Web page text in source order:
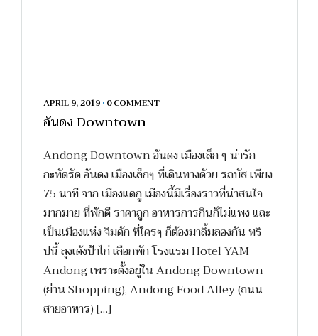
APRIL 9, 2019 • 0 COMMENT
อันดง Downtown
Andong Downtown อันดง เมืองเล็ก ๆ น่ารัก
กะทัดรัด อันดง เมืองเล็กๆ ที่เดินทางด้วย รถบัส เพียง
75 นาที จาก เมืองแดกู เมืองนี้มีเรื่องราวที่น่าสนใจ
มากมาย ที่พักดี ราคาถูก อาหารการกินก็ไม่แพง และ
เป็นเมืองแห่ง จิมดัก ที่ใครๆ ก็ต้องมาลิ้มลองกัน ทริ
ปนี้ ลุงเด้งป้าไก่ เลือกพัก โรงแรม Hotel YAM
Andong เพราะตั้งอยู่ใน Andong Downtown
(ย่าน Shopping), Andong Food Alley (ถนน
สายอาหาร) […]